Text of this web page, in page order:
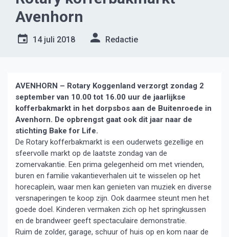
Avenhorn
14 juli 2018 Redactie
AVENHORN – Rotary Koggenland verzorgt zondag 2
september van 10.00 tot 16.00 uur de jaarlijkse
kofferbakmarkt in het dorpsbos aan de Buitenroede in
Avenhorn. De opbrengst gaat ook dit jaar naar de
stichting Bake for Life.
De Rotary kofferbakmarkt is een ouderwets gezellige en
sfeervolle markt op de laatste zondag van de
zomervakantie. Een prima gelegenheid om met vrienden,
buren en familie vakantieverhalen uit te wisselen op het
horecaplein, waar men kan genieten van muziek en diverse
versnaperingen te koop zijn. Ook daarmee steunt men het
goede doel. Kinderen vermaken zich op het springkussen
en de brandweer geeft spectaculaire demonstratie.
Ruim de zolder, garage, schuur of huis op en kom naar de